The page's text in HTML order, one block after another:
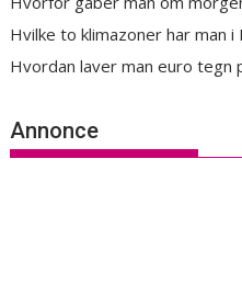
Hvilke to klimazoner har man i
Hvordan laver man euro tegn
Annonce